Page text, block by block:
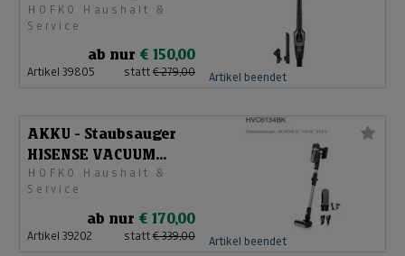
SVC216110FSIIBKA
HOFKO Haushalt &
Service
ab nur € 150,00
Artikel 39805 statt € 279,00 Artikel beendet
AKKU - Staubsauger
HISENSE VACUUM
CLEANER HVC6134BK
HSN
HOFKO Haushalt &
Service
ab nur € 170,00
Artikel 39202 statt € 339,00 Artikel beendet